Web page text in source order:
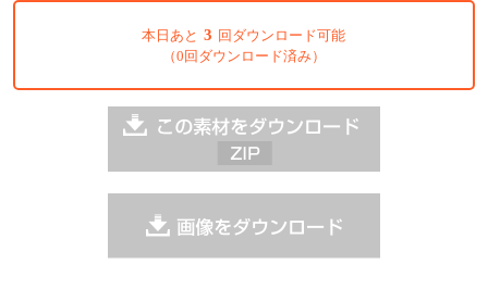
本日あと 3 回ダウンロード可能
（0回ダウンロード済み）